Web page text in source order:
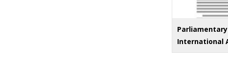
International